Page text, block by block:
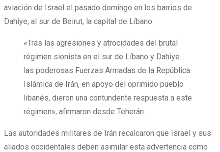
aviación de Israel el pasado domingo en los barrios de
Dahiye, al sur de Beirut, la capital de Líbano.
«Tras las agresiones y atrocidades del brutal
régimen sionista en el sur de Líbano y Dahiye…
las poderosas Fuerzas Armadas de la República
Islámica de Irán, en apoyo del oprimido pueblo
libanés, dieron una contundente respuesta a este
régimen», afirmaron desde Teherán.
Las autoridades militares de Irán recalcaron que Israel y sus
aliados occidentales deben asimilar esta advertencia como